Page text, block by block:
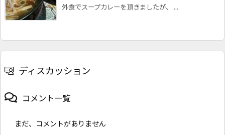
外食でスープカレーを頂きましたが、 ...
ディスカッション
コメント一覧
まだ、コメントがありません